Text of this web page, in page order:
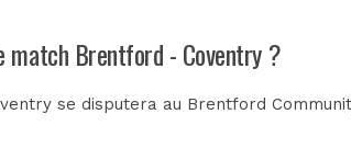
match Brentford - Coventry ?
se disputera au Brentford